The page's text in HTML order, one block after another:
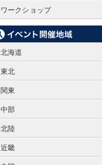
ワークショップ
北海道
東北
関東
中部
北陸
近畿